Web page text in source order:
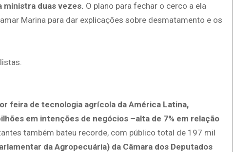
ministra duas vezes. O plano para fechar o cerco a ela
Marina para dar explicações sobre desmatamento e os
feira de tecnologia agrícola da América Latina,
em intenções de negócios –alta de 7% em relação
também bateu recorde, com público total de 197 mil
da Agropecuária) da Câmara dos Deputados